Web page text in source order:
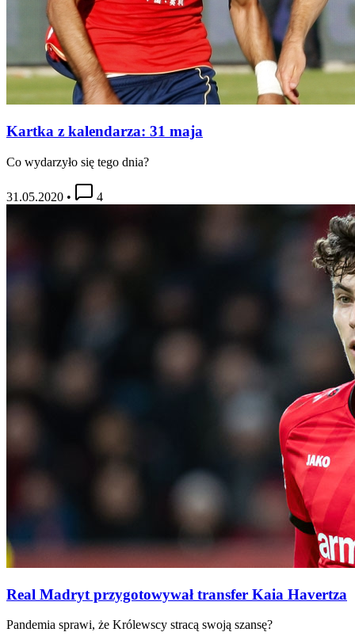
Kartka z kalendarza: 31 maja
Co wydarzyło się tego dnia?
31.05.2020 • 4
Real Madryt przygotowywał transfer Kaia Havertza
Pandemia sprawi, że Królewscy stracą swoją szansę?